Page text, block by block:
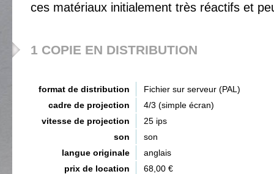
ces matériaux initialement très réactifs et
1 COPIE EN DISTRIBUTION
format de distribution
Fichier sur serveur (PAL)
cadre de projection
4/3 (simple écran)
vitesse de projection
25 ips
son
son
langue originale
anglais
prix de location
68,00 €